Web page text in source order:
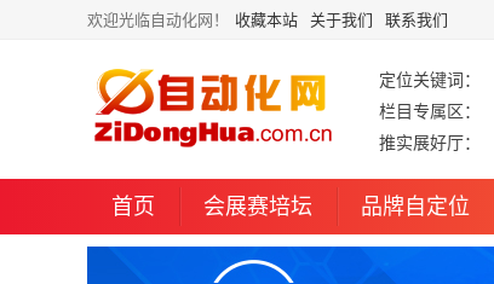
欢迎光临自动化网！ 收藏本站 关于我们 联系我们
定位关键词：
栏目专属区：
推实展好厅：
首页 会展赛培坛 品牌自定位